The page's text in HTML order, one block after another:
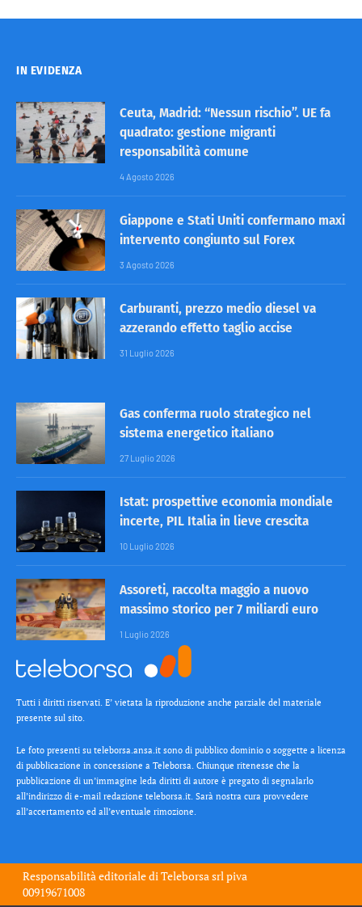
IN EVIDENZA
Ceuta, Madrid: “Nessun rischio”. UE fa
quadrato: gestione migranti
responsabilità comune
4 Agosto 2026
Giappone e Stati Uniti confermano maxi
intervento congiunto sul Forex
3 Agosto 2026
Carburanti, prezzo medio diesel va
azzerando effetto taglio accise
31 Luglio 2026
Gas conferma ruolo strategico nel
sistema energetico italiano
27 Luglio 2026
Istat: prospettive economia mondiale
incerte, PIL Italia in lieve crescita
10 Luglio 2026
Assoreti, raccolta maggio a nuovo
massimo storico per 7 miliardi euro
1 Luglio 2026
Tutti i diritti riservati. E’ vietata la riproduzione anche parziale del materiale
presente sul sito.
Le foto presenti su teleborsa.ansa.it sono di pubblico dominio o soggette a licenza
di pubblicazione in concessione a Teleborsa. Chiunque ritenesse che la
pubblicazione di un’immagine leda diritti di autore è pregato di segnalarlo
all’indirizzo di e-mail redazione teleborsa.it. Sarà nostra cura provvedere
all’accertamento ed all’eventuale rimozione.
Responsabilità editoriale diTeleborsa srl piva
00919671008